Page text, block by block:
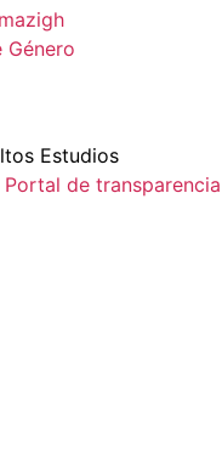
Estudios
Portal de transparencia